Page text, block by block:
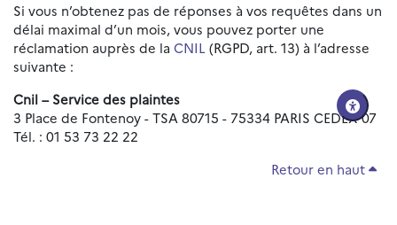
Si vous n’obtenez pas de réponses à vos requêtes dans un
délai maximal d’un mois, vous pouvez porter une
réclamation auprès de la CNIL (RGPD, art. 13) à l’adresse
suivante :
Cnil – Service des plaintes
3 Place de Fontenoy - TSA 80715 - 75334 PARIS CEDEX 07
Tél. : 01 53 73 22 22
Retour en haut